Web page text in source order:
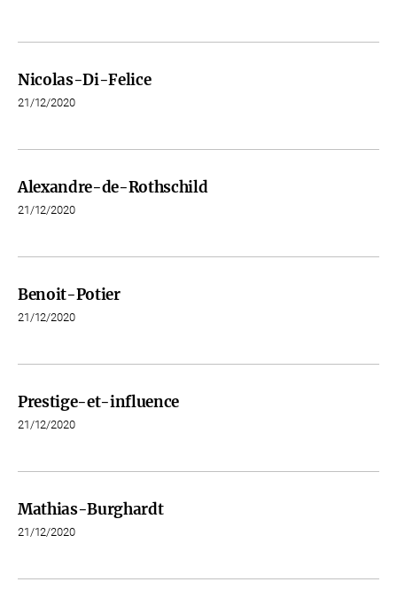
Nicolas-Di-Felice
21/12/2020
Alexandre-de-Rothschild
21/12/2020
Benoit-Potier
21/12/2020
Prestige-et-influence
21/12/2020
Mathias-Burghardt
21/12/2020